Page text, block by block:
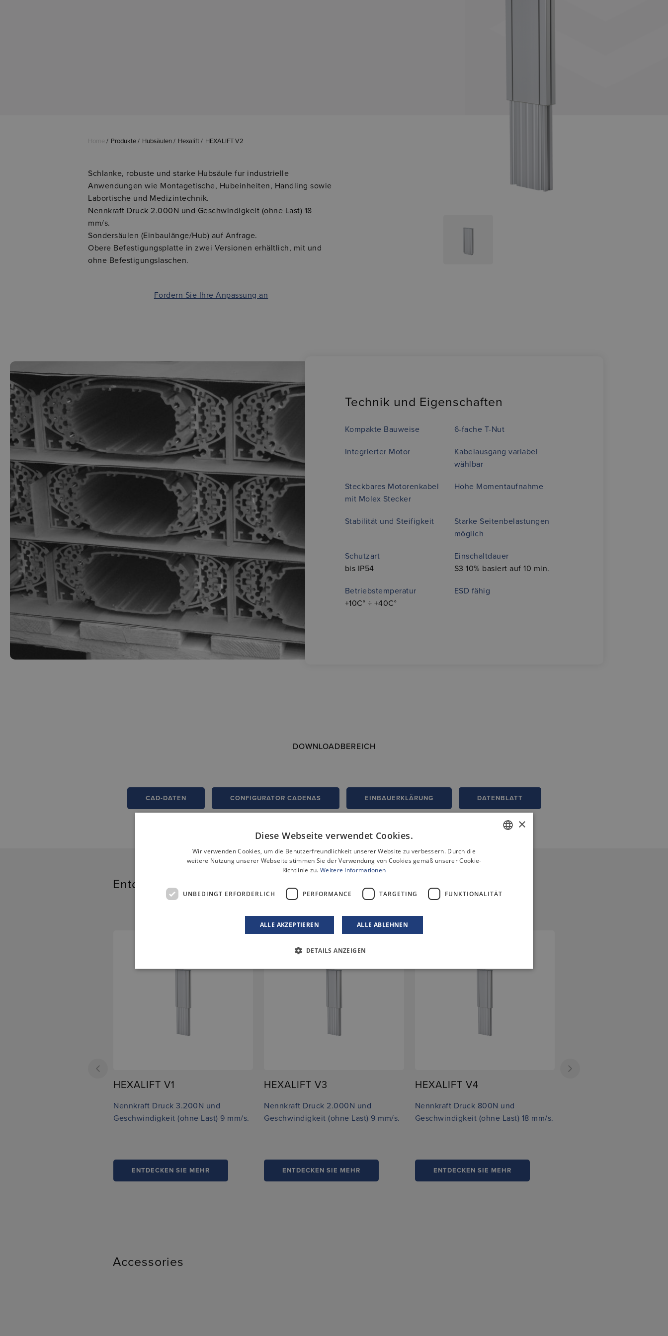
Home Produkte Hubsäulen Hexalift HEXALIFT V2
Schlanke, robuste und starke Hubsäule fur industrielle
Anwendungen wie Montagetische, Hubeinheiten, Handling sowie
Labortische und Medizintechnik.
Nennkraft Druck 2.000N und Geschwindigkeit (ohne Last) 18
mm/s.
Sondersäulen (Einbaulänge/Hub) auf Anfrage.
Obere Befestigungsplatte in zwei Versionen erhältlich, mit und
ohne Befestigungslaschen.
Fordern Sie Ihre Anpassung an
Technik und Eigenschaften
Kompakte Bauweise 6-fache T-Nut
Integrierter Motor
Kabelausgang variabel
wählbar
Steckbares Motorenkabel
mit Molex Stecker
Hohe Momentaufnahme
Stabilität und Steifigkeit
Starke Seitenbelastungen
möglich
Schutzart
bis IP54
Einschaltdauer
S3 10% basiert auf 10 min.
Betriebstemperatur
+10C° ÷ +40C°
ESD fähig
DOWNLOADBEREICH
CAD-DATEN CONFIGURATOR CADENAS EINBAUERKLÄRUNG DATENBLATT
Entdecken Sie verwandte Produkte
HEXALIFT V1
Nennkraft Druck 3.200N und
Geschwindigkeit (ohne Last) 9 mm/s.
ENTDECKEN SIE MEHR
HEXALIFT V3
Nennkraft Druck 2.000N und
Geschwindigkeit (ohne Last) 9 mm/s.
ENTDECKEN SIE MEHR
HEXALIFT V4
Nennkraft Druck 800N und
Geschwindigkeit (ohne Last) 18 mm/s.
ENTDECKEN SIE MEHR
Accessories
×
Diese Webseite verwendet Cookies.
Wir verwenden Cookies, um die Benutzerfreundlichkeit unserer Website zu verbessern. Durch die
weitere Nutzung unserer Webseite stimmen Sie der Verwendung von Cookies gemäß unserer Cookie-
Richtlinie zu. Weitere Informationen
UNBEDINGT ERFORDERLICH PERFORMANCE TARGETING FUNKTIONALITÄT
ALLE AKZEPTIEREN ALLE ABLEHNEN
DETAILS ANZEIGEN